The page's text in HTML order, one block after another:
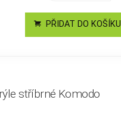
PŘIDAT DO KOŠÍKU
stříbrné Komodo